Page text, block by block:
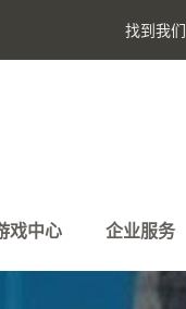
找到我们
戏中心 企业服务